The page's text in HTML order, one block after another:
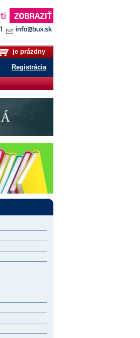
je prázdny
Registrácia